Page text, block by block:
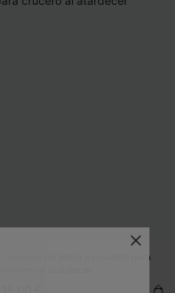
Conjunto de bikini a cuadros para